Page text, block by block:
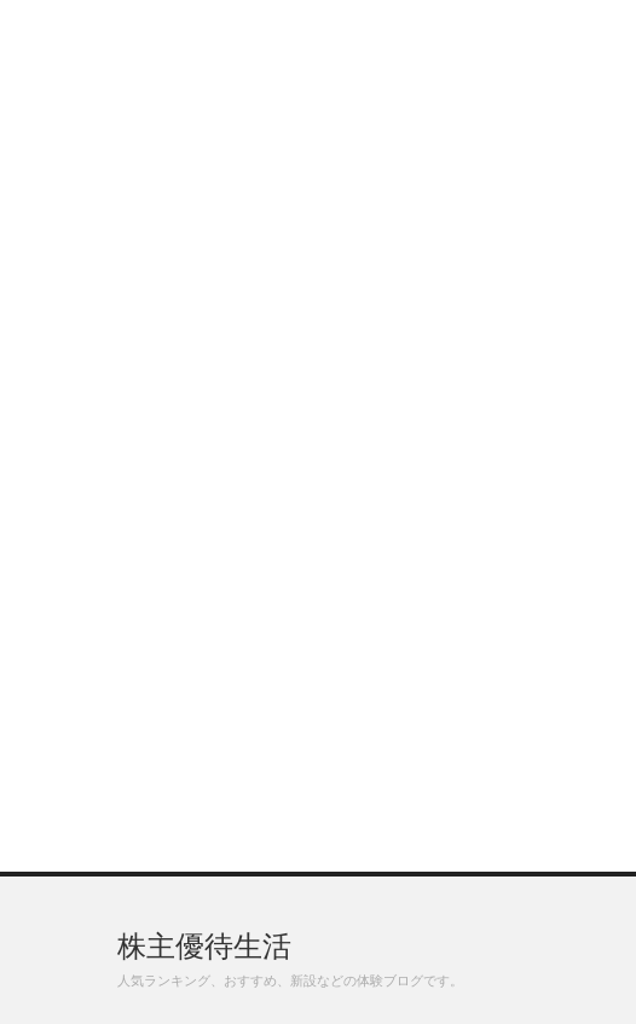
株主優待生活
人気ランキング、おすすめ、新設などの体験ブログです。